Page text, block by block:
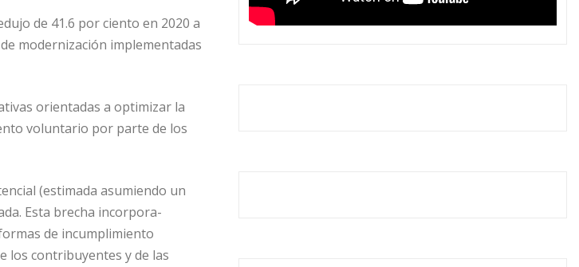
de 41.6 por ciento en 2020 a
modernización implementadas
orientadas a optimizar la
voluntario por parte de los
(estimada asumiendo un
Esta brecha incorpora-
de incumplimiento
los contribuyentes y de las